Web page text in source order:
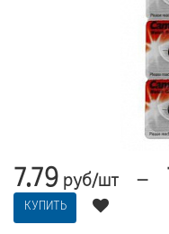
7.79 руб/шт —
КУПИТЬ